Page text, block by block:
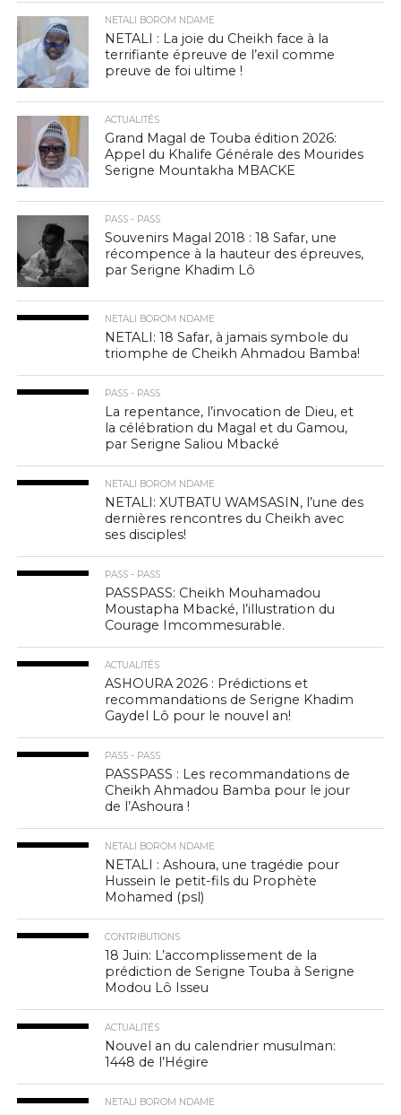
NETALI BOROM NDAME
NETALI : La joie du Cheikh face à la
terrifiante épreuve de l’exil comme
preuve de foi ultime !
ACTUALITÉS
Grand Magal de Touba édition 2026:
Appel du Khalife Générale des Mourides
Serigne Mountakha MBACKE
PASS - PASS
Souvenirs Magal 2018 : 18 Safar, une
récompence à la hauteur des épreuves,
par Serigne Khadim Lô
NETALI BOROM NDAME
NETALI: 18 Safar, à jamais symbole du
triomphe de Cheikh Ahmadou Bamba!
PASS - PASS
La repentance, l’invocation de Dieu, et
la célébration du Magal et du Gamou,
par Serigne Saliou Mbacké
NETALI BOROM NDAME
NETALI: XUTBATU WAMSASIN, l’une des
dernières rencontres du Cheikh avec
ses disciples!
PASS - PASS
PASSPASS: Cheikh Mouhamadou
Moustapha Mbacké, l’illustration du
Courage Imcommesurable.
ACTUALITÉS
ASHOURA 2026 : Prédictions et
recommandations de Serigne Khadim
Gaydel Lô pour le nouvel an!
PASS - PASS
PASSPASS : Les recommandations de
Cheikh Ahmadou Bamba pour le jour
de l’Ashoura !
NETALI BOROM NDAME
NETALI : Ashoura, une tragédie pour
Hussein le petit-fils du Prophète
Mohamed (psl)
CONTRIBUTIONS
18 Juin: L’accomplissement de la
prédiction de Serigne Touba à Serigne
Modou Lô Isseu
ACTUALITÉS
Nouvel an du calendrier musulman:
1448 de l’Hégire
NETALI BOROM NDAME